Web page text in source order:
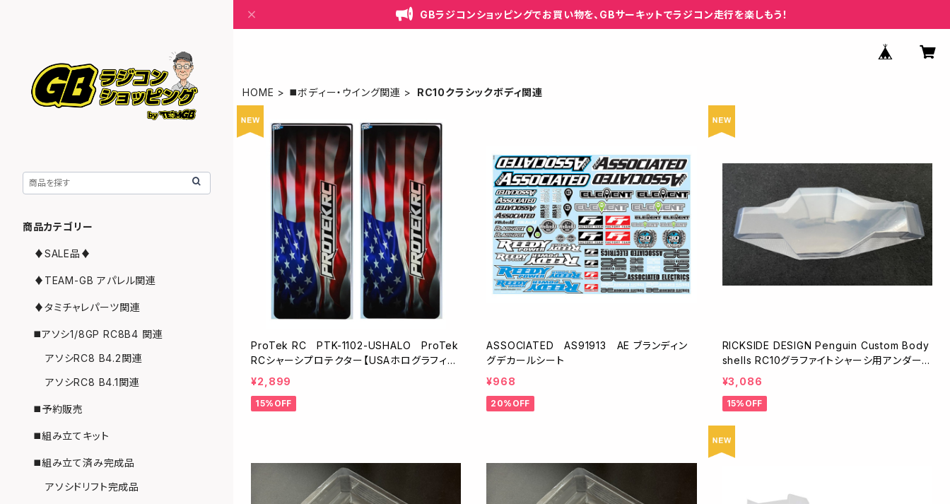
GBラジコンショッピングでお買い物を、GBサーキットでラジコン走行を楽しもう！
HOME ◼️ボディー・ウイング関連 RC10クラシックボディ関連
ProTek RC PTK-1102-USHALO ProTek
RCシャーシプロテクター【USAホログラフィッ
ク/フリーカット/125×335mm/2枚入】
¥2,899
15%OFF
ASSOCIATED AS91913 AE ブランディン
グデカールシート
¥968
20%OFF
RICKSIDE DESIGN Penguin Custom Body
shells RC10グラファイトシャーシ用アンダート
レイ RSDP-EPA27
¥3,086
15%OFF
商品カテゴリー
♦︎SALE品♦︎
♦︎TEAM-GB アパレル関連
♦︎タミチャレパーツ関連
◼️アソシ1/8GP RC8B4 関連
アソシRC8 B4.2関連
アソシRC8 B4.1関連
◼️予約販売
◼️組み立てキット
◼️組み立て済み完成品
アソシドリフト完成品